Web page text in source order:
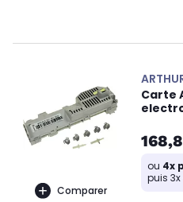
Comparer
Carte
ou 4x
puis 3x